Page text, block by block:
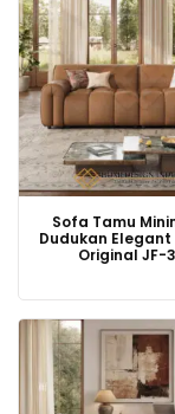
Sofa Tamu
Dudukan
Original JF-